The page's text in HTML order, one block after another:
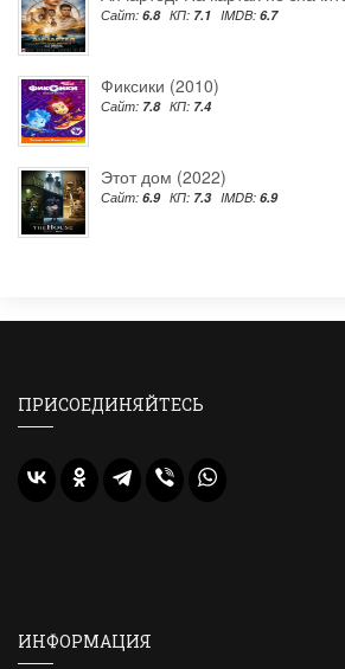
Сайт: 6.8 КП: 7.1 IMDB: 6.7
Фиксики (2010)
Сайт: 7.8 КП: 7.4
Этот дом (2022)
Сайт: 6.9 КП: 7.3 IMDB: 6.9
ПРИСОЕДИНЯЙТЕСЬ
ИНФОРМАЦИЯ